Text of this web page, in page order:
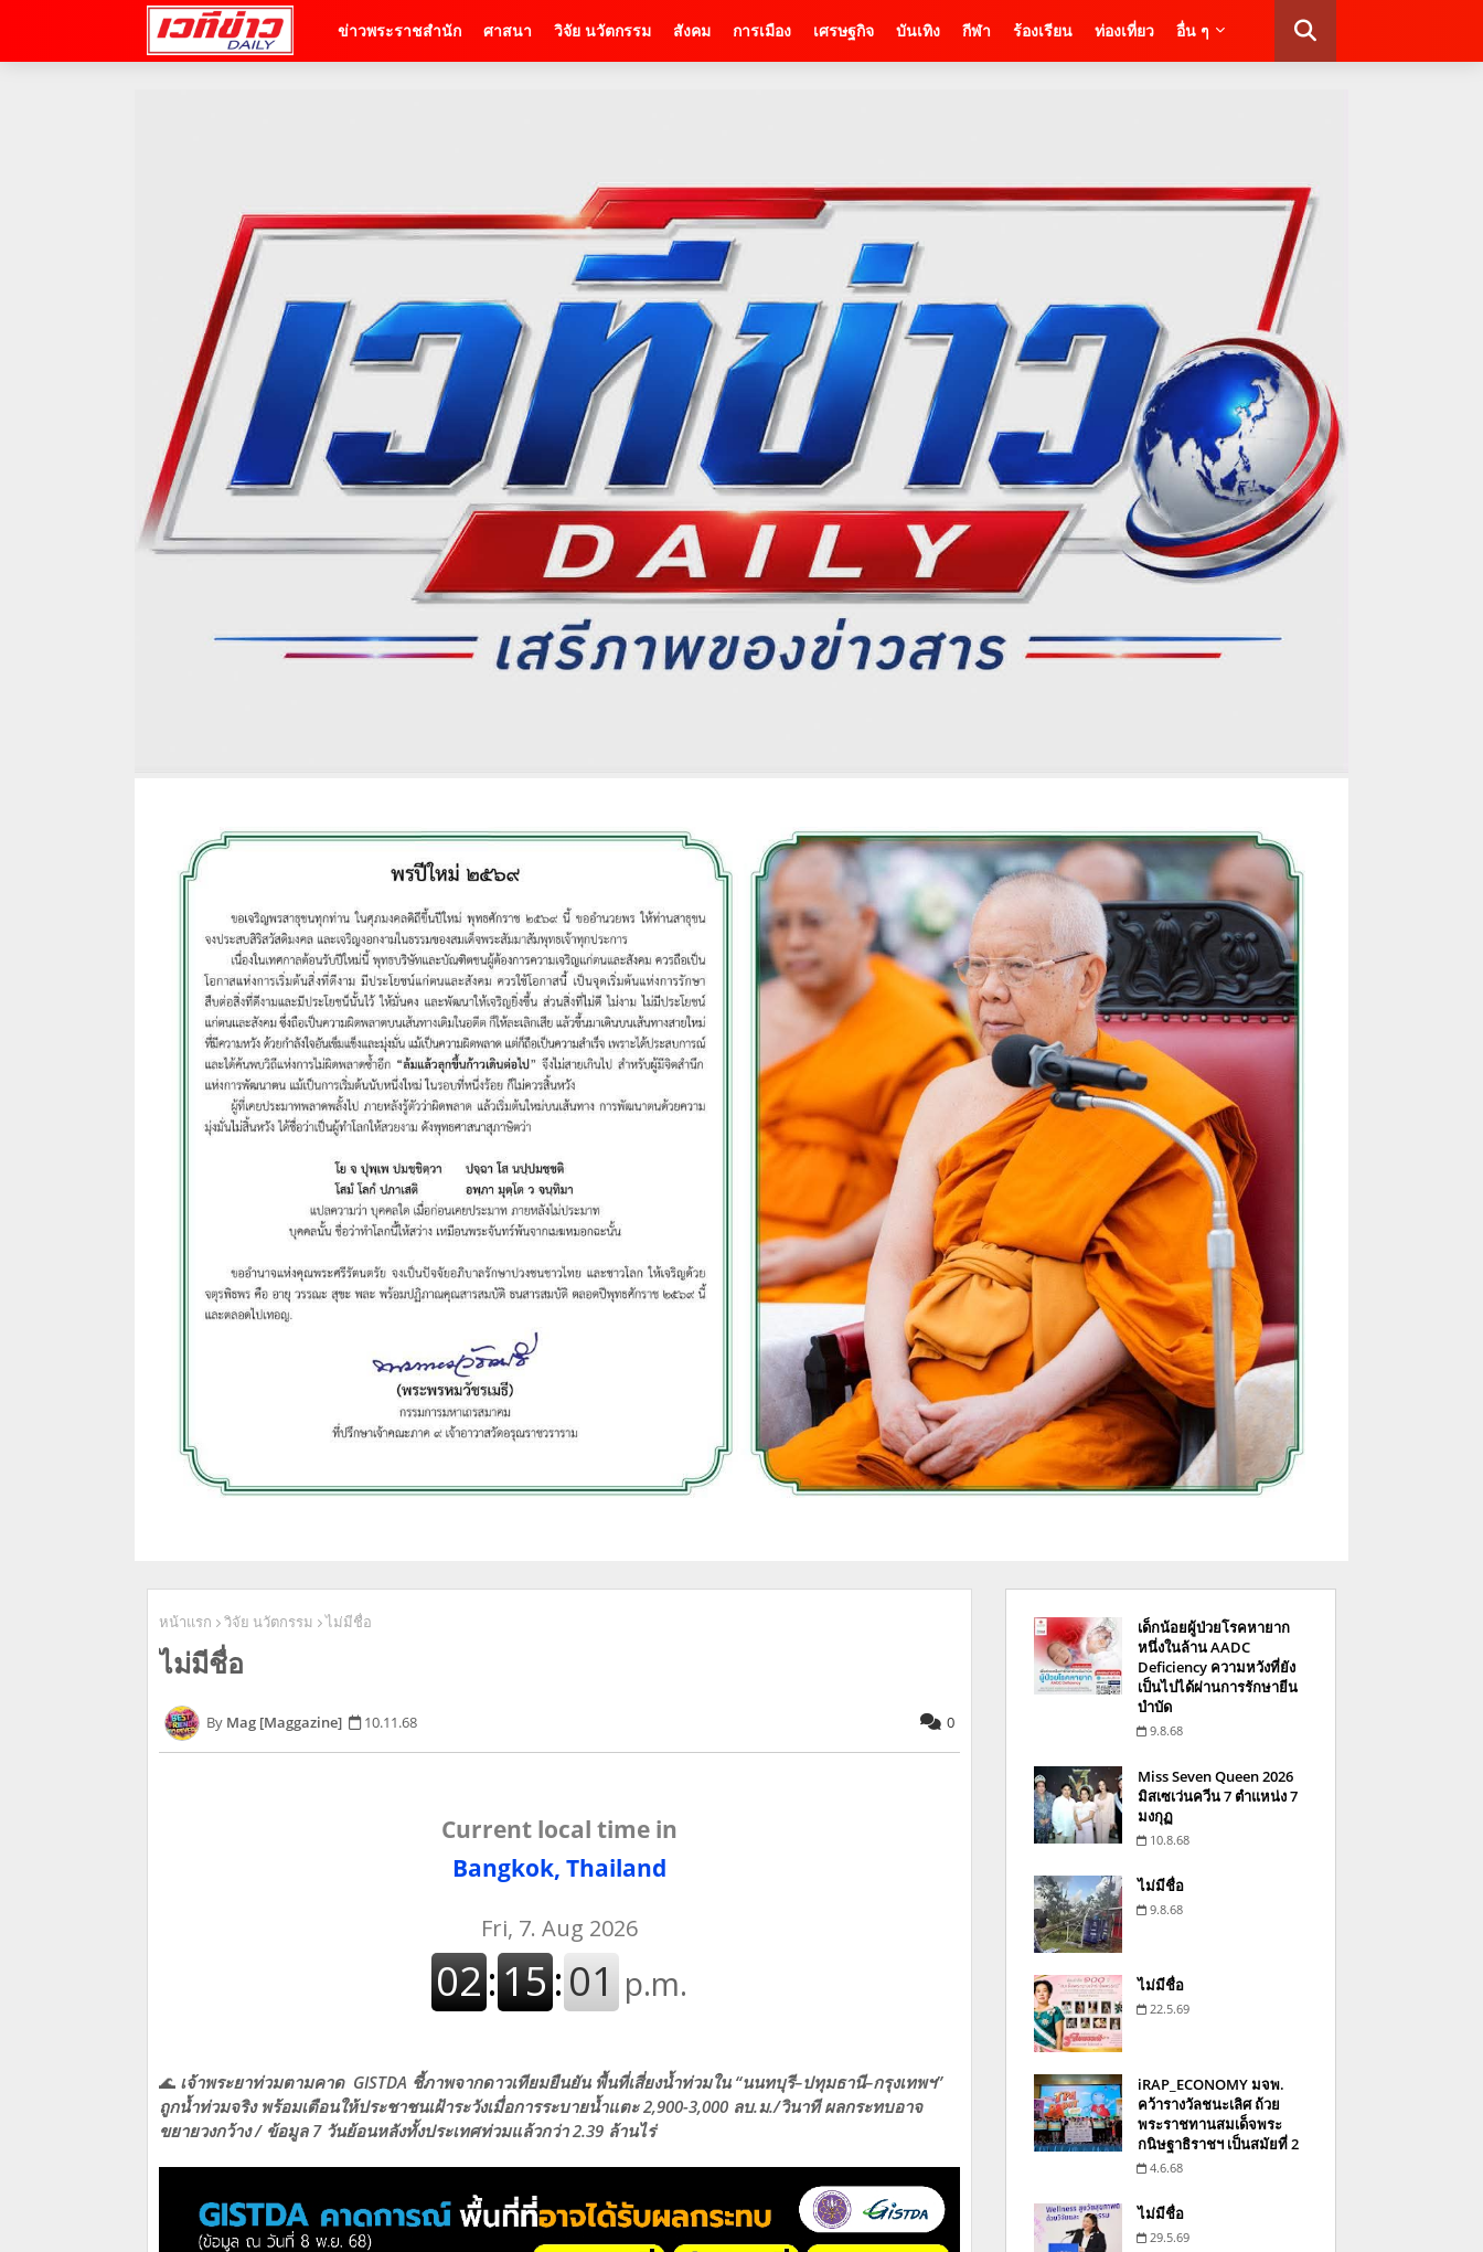
ข่าวพระราชสำนัก ศาสนา วิจัย นวัตกรรม สังคม การเมือง เศรษฐกิจ บันเทิง กีฬา ร้องเรียน ท่องเที่ยว อื่น ๆ
หน้าแรก วิจัย นวัตกรรม ไม่มีชื่อ
ไม่มีชื่อ
Mag [Maggazine] 10.11.68 0
Current local time in
Bangkok, Thailand
🌊 เจ้าพระยาท่วมตามคาด GISTDA ชี้ภาพจากดาวเทียมยืนยัน พื้นที่เสี่ยงน้ำท่วมใน “นนทบุรี–ปทุมธานี–กรุงเทพฯ”
ถูกน้ำท่วมจริง พร้อมเตือนให้ประชาชนเฝ้าระวังเมื่อการระบายน้ำแตะ 2,900-3,000 ลบ.ม./วินาที ผลกระทบอาจ
ขยายวงกว้าง / ข้อมูล 7 วันย้อนหลังทั้งประเทศท่วมแล้วกว่า 2.39 ล้านไร่
เด็กน้อยผู้ป่วยโรคหายาก
หนึ่งในล้าน AADC
Deficiency ความหวังที่ยัง
เป็นไปได้ผ่านการรักษายีน
บำบัด
9.8.68
Miss Seven Queen 2026
มิสเซเว่นควีน 7 ตำแหน่ง 7
มงกุฏ
10.8.68
ไม่มีชื่อ
9.8.68
ไม่มีชื่อ
22.5.69
iRAP_ECONOMY มจพ.
คว้ารางวัลชนะเลิศ ถ้วย
พระราชทานสมเด็จพระ
กนิษฐาธิราชฯ เป็นสมัยที่ 2
4.6.68
ไม่มีชื่อ
29.5.69